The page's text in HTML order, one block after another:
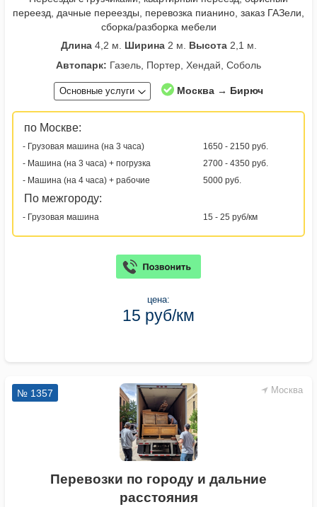
переезд, дачные переезды, перевозка пианино, заказ ГАЗели,
сборка/разборка мебели
Длина4,2 м. Ширина2 м. Высота2,1 м.
Автопарк: Газель, Портер, Хендай, Соболь
Основные услуги Москва → Бирюч
по Москве:
- Грузовая машина (на 3 часа)
1650 - 2150 руб.
- Машина (на 3 часа) + погрузка
2700 - 4350 руб.
- Машина (на 4 часа) + рабочие
5000 руб.
По межгороду:
- Грузовая машина 15 - 25 руб/км
цена:
15 руб/км
Москва
№ 1357
Перевозки по городу и дальние
расстояния